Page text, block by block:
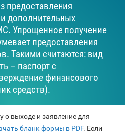
предоставления
дополнительных
Упрощенное получение
предоставления
Такими считаются: вид
– паспорт с
финансового
средств).
о выходе и заявление для
бланк формы в PDF. Если